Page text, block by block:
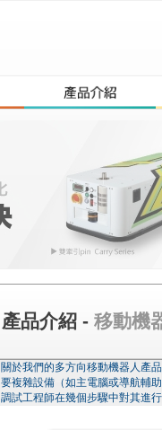
產品介紹 - 移動機
關於我們的多方向移動機器人產
要複雜設備（如主電腦或導航輔
調試工程師在幾個步驟中對其進